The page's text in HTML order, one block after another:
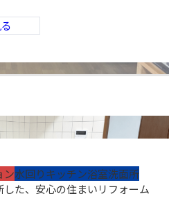
ン水回りキッチン浴室洗面所
た、安心の住まいリフォーム